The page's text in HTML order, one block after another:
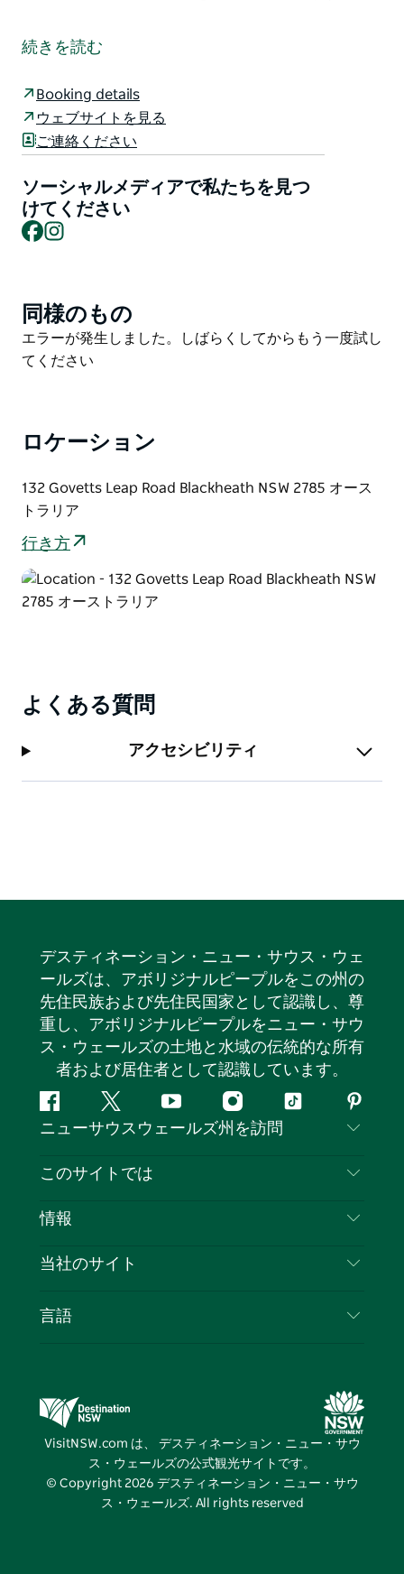
ークランズ・デイ・スパは、ブルーマウンテンズの中心
に佇む、リラクゼーションとリフレッシュのオアシスで
緑豊かな庭園とブルーマウンテンズ国立公園の自然の美
しさに囲まれたパークランズ・デイ・スパでは、日々の
喧騒から逃れ、熟練のセラピストが静寂の旅へとご案内
いたします。
プライベートアメニティを完備したデラックスなダブル
トリートメントルーム2室、またはプライベートなシン
ームをご用意しております。
続きを読む
Booking details
ウェブサイトを見る
ご連絡ください
ソーシャルメディアで私たちを見つ
けてください
Facebook
Product
List
同様のもの
Product
List
エラーが発生しました。しばらくしてからもう一度試し
てください
ロケーション
132 Govetts Leap Road Blackheath NSW 2785 オース
トラリア
行き方
よくある質問
アクセシビリティ
デスティネーション・ニュー・サウス・ウェ
ールズは、アボリジナルピープルをこの州の
先住民族および先住民国家として認識し、尊
重し、アボリジナルピープルをニュー・サウ
ス・ウェールズの土地と水域の伝統的な所有
者および居住者として認識しています。
フ
ェ
ス
ッ
ツ
イ
タ
ユ
ー
イ
ン
テ
ピ
ン
レ
ト
ニューサウスウェールズ州を訪問
お問い合わせ
クッキーに関する通知
このサイトでは
目的地
イベント
情報
旅行情報
NSWでのビジネス
当社のサイト
デスティネーション・ニュー・サウス・ウェール
ズメディアセンター
ビビッド・シドニー
言語
VisitNSW.com は、 デスティネーション・ニュー・サウ
ス・ウェールズの公式観光サイトです。
© Copyright 2026 デスティネーション・ニュー・サウ
ス・ウェールズ. All rights reserved